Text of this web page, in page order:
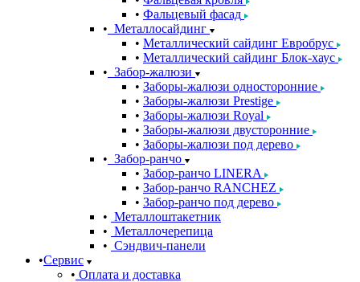
Фальцевый фасад
Металлосайдинг
Металлический сайдинг Евробрус
Металлический сайдинг Блок-хаус
Забор-жалюзи
Заборы-жалюзи односторонние
Заборы-жалюзи Prestige
Заборы-жалюзи Royal
Заборы-жалюзи двусторонние
Заборы-жалюзи под дерево
Забор-ранчо
Забор-ранчо LINERA
Забор-ранчо RANCHEZ
Забор-ранчо под дерево
Металлоштакетник
Металлочерепица
Сэндвич-панели
Сервис
Оплата и доставка